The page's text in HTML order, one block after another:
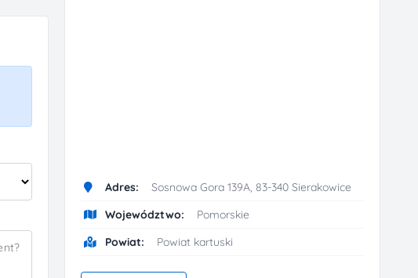
Adres:
Sosnowa Gora 139A, 83-340 Sierakowice
Województwo:
Pomorskie
Powiat:
Powiat kartuski